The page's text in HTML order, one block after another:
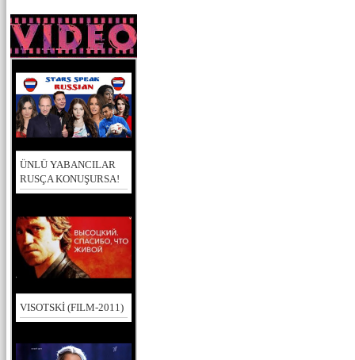
ÜNLÜ YABANCILAR
RUSÇA KONUŞURSA!
VISOTSKİ (FILM-2011)